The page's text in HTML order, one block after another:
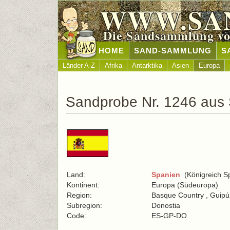
Die Sandsammlung
HOME SAND-SAMMLUNG
Länder A-Z Afrika Antarktika Asien Europa
Sandprobe Nr. 1246 aus
Land: Spanien (Königreich
Kontinent:
Europa (Südeuropa)
Region:
Basque Country ,
Subregion:
Donostia
Code:
ES-GP-DO